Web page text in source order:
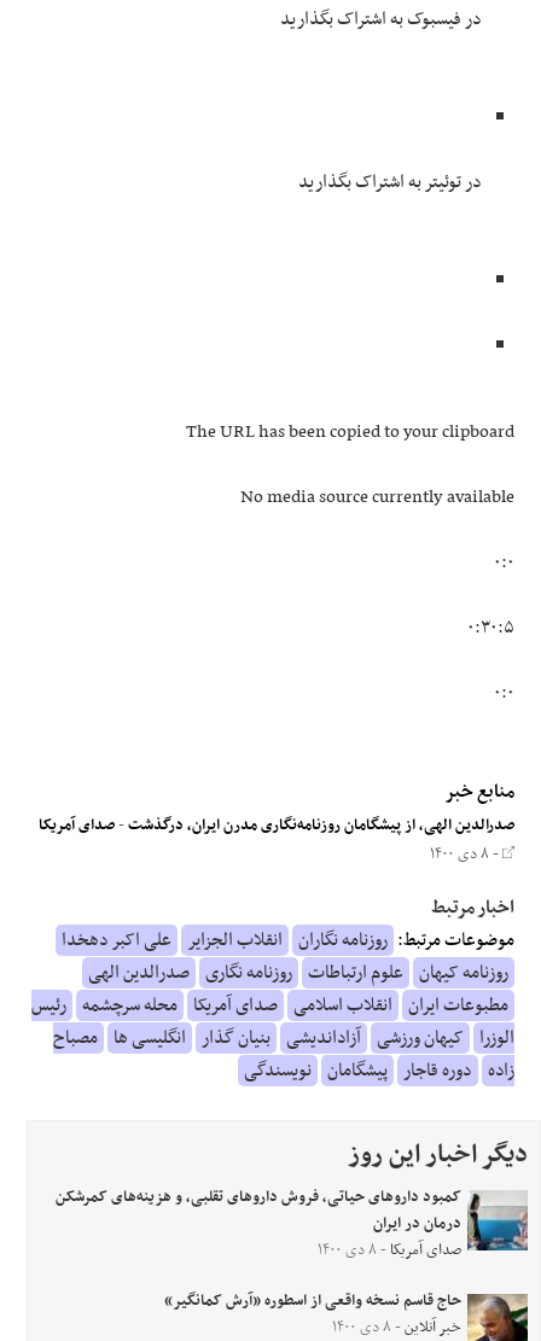
در فیسبوک به اشتراک بگذارید
در توئیتر به اشتراک بگذارید
The URL has been copied to your clipboard
No media source currently available
۰:۰
۰:۳۰:۵
۰:۰
منابع خبر
صدرالدین الهی، از پیشگامان روزنامه‌نگاری مدرن ایران، درگذشت-صدای آمریکا
- ۸ دی ۱۴۰۰
اخبار مرتبط
موضوعات مرتبط: روزنامه نگاران انقلاب الجزایر علی اکبر دهخدا
روزنامه کیهان علوم ارتباطات روزنامه نگاری صدرالدین الهی
مطبوعات ایران انقلاب اسلامی صدای آمریکا محله سرچشمه رئیس
الوزرا کیهان ورزشی آزاداندیشی بنیان گذار انگلیسی ها مصباح
زاده دوره قاجار پیشگامان نویسندگی
دیگر اخبار این روز
کمبود داروهای حیاتی، فروش داروهای تقلبی، و هزینه‌های کمرشکن
درمان در ایران
صدای آمریکا - ۸ دی ۱۴۰۰
حاج‌ قاسم نسخه واقعی از اسطوره «آرش کمانگیر»
خبر آنلاین- ۸ دی ۱۴۰۰